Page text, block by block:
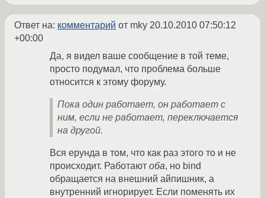
Ответ на: комментарий от mky 20.10.2010 07:50:12
+00:00
Да, я видел ваше сообщение в той теме,
просто подумал, что проблема больше
относится к этому форуму.
Пока один работает, он работает с
ним, если не работает, переключается
на другой.
Вся ерунда в том, что как раз этого то и не
происходит. Работают оба, но bind
обращается на внешний айпишник, а
внутренний игнорирует. Если поменять их